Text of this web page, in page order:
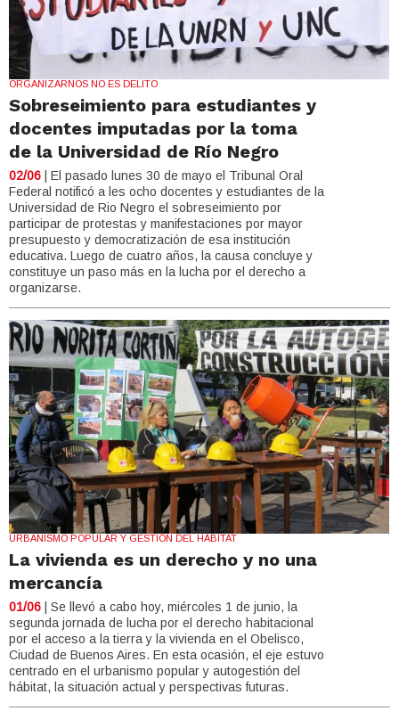
ORGANIZARNOS NO ES DELITO
Sobreseimiento para estudiantes y
docentes imputadas por la toma
de la Universidad de Río Negro
02/06 | El pasado lunes 30 de mayo el Tribunal Oral
Federal notificó a les ocho docentes y estudiantes de la
Universidad de Rio Negro el sobreseimiento por
participar de protestas y manifestaciones por mayor
presupuesto y democratización de esa institución
educativa. Luego de cuatro años, la causa concluye y
constituye un paso más en la lucha por el derecho a
organizarse.
URBANISMO POPULAR Y GESTIÓN DEL HÁBITAT
La vivienda es un derecho y no una
mercancía
01/06 | Se llevó a cabo hoy, miércoles 1 de junio, la
segunda jornada de lucha por el derecho habitacional
por el acceso a la tierra y la vivienda en el Obelisco,
Ciudad de Buenos Aires. En esta ocasión, el eje estuvo
centrado en el urbanismo popular y autogestión del
hábitat, la situación actual y perspectivas futuras.